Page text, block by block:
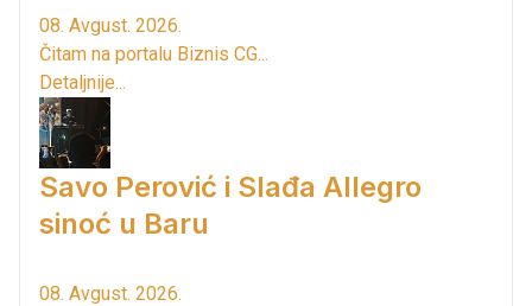
08. Avgust. 2026.
Čitam na portalu Biznis CG...
Detaljnije...
Savo Perović i Slađa Allegro
sinoć u Baru
08. Avgust. 2026.